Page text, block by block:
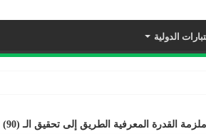
الدولية
ملزمة القدرة المعرفية الطريق إلى تحقيق الـ (90)